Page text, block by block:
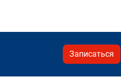
Записаться